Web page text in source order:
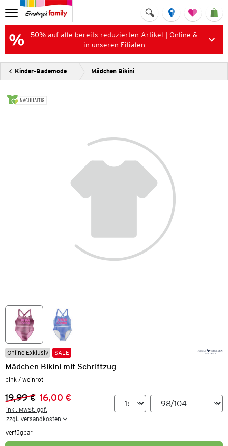
50% auf alle bereits reduzierten Artikel | Online &
in unseren Filialen
Kinder-Bademode Mädchen Bikini
NACHHALTIG
Online Exklusiv SALE
Mädchen Bikini mit Schriftzug
pink / weinrot
Vorheriger Preis:
19,99 €
Neuer Preis:
16,00 €
inkl. MwSt. ggf.
zzgl. Versandkosten
Verfügbar